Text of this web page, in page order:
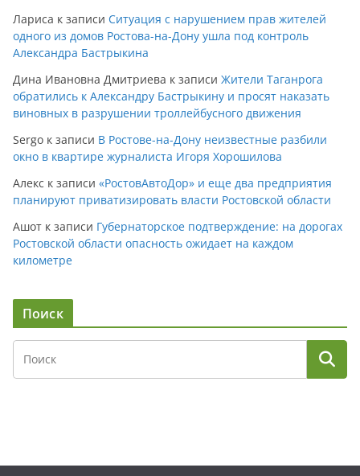
Лариса к записи Ситуация с нарушением прав жителей
одного из домов Ростова-на-Дону ушла под контроль
Александра Бастрыкина
Дина Ивановна Дмитриева к записи Жители Таганрога
обратились к Александру Бастрыкину и просят наказать
виновных в разрушении троллейбусного движения
Sergo к записи В Ростове-на-Дону неизвестные разбили
окно в квартире журналиста Игоря Хорошилова
Алекс к записи «РостовАвтоДор» и еще два предприятия
планируют приватизировать власти Ростовской области
Ашот к записи Губернаторское подтверждение: на дорогах
Ростовской области опасность ожидает на каждом
километре
Поиск